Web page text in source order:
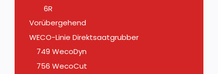
6R
Vorübergehend
WECO-Linie Direktsaatgrubber
749 WecoDyn
756 WecoCut